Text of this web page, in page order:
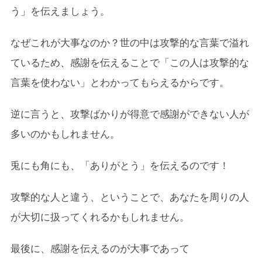
う」を伝えましょう。
なぜこれが大事なのか？世の中は攻撃的な言葉で溢れ
ているため、感謝を伝えることで「この人は攻撃的な
言葉を使わない」とわかってもらえるからです。
逆に言うと、攻撃ばかりが得意で感謝ができない人が
多いのかもしれません。
兎にも角にも、「ありがとう」を伝えるのです！
攻撃的な人と違う、ということで、あなたを周りの人
が大切に扱ってくれるかもしれません。
最後に、感謝を伝えるのが大事であって